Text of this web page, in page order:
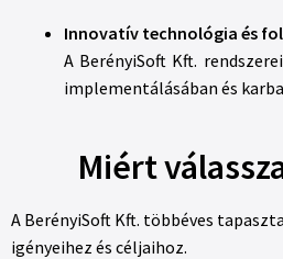
Innovatív technológia és
A BerényiSoft Kft.
implementálásában és
Miért
A BerényiSoft Kft. többéves
igényeihez és céljaihoz.